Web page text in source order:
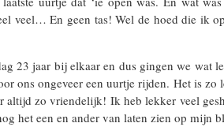
veel… En geen tas! Wel de hoed die ik
23 jaar bij elkaar en dus gingen we wat
ons ongeveer een uurtje rijden. Het is zo
altijd zo vriendelijk! Ik heb lekker veel
het een en ander van laten zien op mijn